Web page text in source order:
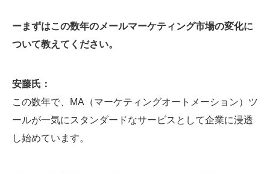
ーまずはこの数年のメールマーケティング市場の変化に
ついて教えてください。
安藤氏：
この数年で、MA（マーケティングオートメーション）ツ
ールが一気にスタンダードなサービスとして企業に浸透
し始めています。